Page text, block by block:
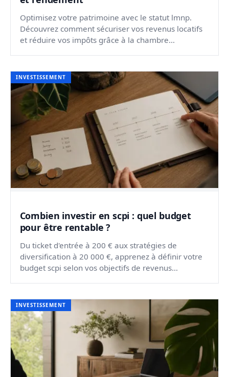
Optimisez votre patrimoine avec le statut lmnp.
Découvrez comment sécuriser vos revenus locatifs
et réduire vos impôts grâce à la chambre
INVESTISSEMENT
Combien investir en scpi : quel budget
pour être rentable ?
Du ticket d'entrée à 200 € aux stratégies de
diversification à 20 000 €, apprenez à définir votre
budget scpi selon vos objectifs de revenus
INVESTISSEMENT